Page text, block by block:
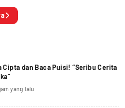
Cipta dan Baca Puisi! “Seribu Cerita
yang lalu